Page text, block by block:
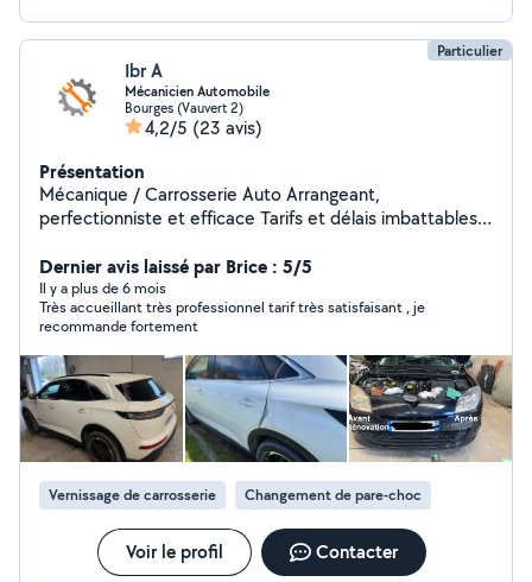
Particulier
Ibr A
Mécanicien Automobile
Bourges (Vauvert 2)
4,2/5 (23 avis)
Présentation
Mécanique / Carrosserie Auto Arrangeant,
perfectionniste et efficace Tarifs et délais imbattables
Freinage -Suspension -Distribution -Embrayage
-Échappement -Diagnostic -Carrosserie Tôlerie -Peinture
-Pare brise / Vitrage -Rénovation de phares -Lustrage
Agrée par les assurances auto -Reprise de véhicules
d'occasion.
Dernier avis laissé par Brice : 5/5
Il y a plus de 6 mois
Très accueillant très professionnel tarif très satisfaisant , je
recommande fortement
Vernissage de carrosserie Changement de pare-choc
Voir le profil Contacter